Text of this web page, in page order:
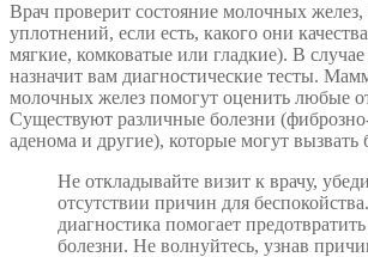
Врач проверит состояние молочных желез,
уплотнений, если есть, какого они
мягкие, комковатые или гладкие). В
назначит вам диагностические тесты.
молочных желез помогут оценить любые
Существуют различные болезни
аденома и другие), которые могут вызвать
Не откладывайте визит к врачу,
отсутствии причин для
диагностика помогает
болезни. Не волнуйтесь, узнав